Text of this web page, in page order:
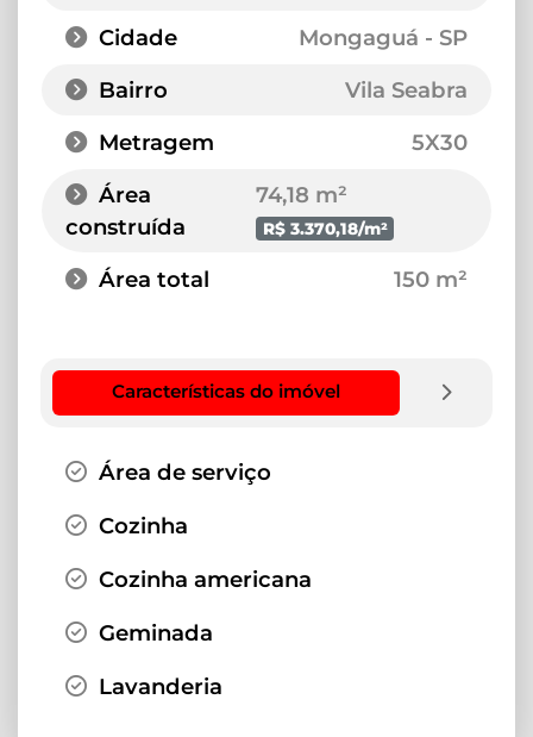
Cidade
Mongaguá - SP
Bairro
Vila Seabra
Metragem
5X30
Área
construída
74,18 m²
R$ 3.370,18/m²
Área total 150 m²
Características do imóvel
Área de serviço
Cozinha
Cozinha americana
Geminada
Lavanderia